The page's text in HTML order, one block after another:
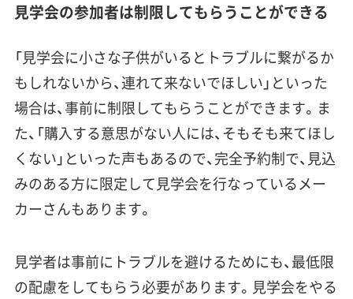
見学会の参加者は制限してもらうことができる
「見学会に小さな子供がいるとトラブルに繋がるか
もしれないから、連れて来ないでほしい」といった
場合は、事前に制限してもらうことができます。ま
た、「購入する意思がない人には、そもそも来てほし
くない」といった声もあるので、完全予約制で、見込
みのある方に限定して見学会を行なっているメー
カーさんもあります。
見学者は事前にトラブルを避けるためにも、最低限
の配慮をしてもらう必要があります。見学会をやる